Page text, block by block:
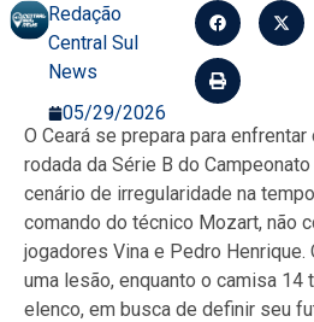
Redação
Central Sul
News
05/29/2026
O Ceará se prepara para enfrentar
rodada da Série B do
cenário de irregularidade na
comando do técnico Mozart, não
jogadores Vina e Pedro Henrique.
uma lesão, enquanto o camisa 14
elenco, em busca de definir seu